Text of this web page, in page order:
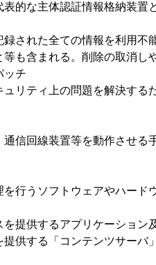
的な主体認証情報格納装置
れた全ての情報を利用不能
も含まれる。削除の取消し
ッチ
ティ上の問題を解決する
回線装置等を動作させる手
うソフトウェアやハード
供するアプリケーション及
供する「コンテンツサーバ